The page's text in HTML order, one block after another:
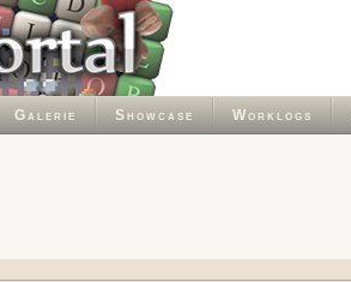
Galerie Showcase Worklogs